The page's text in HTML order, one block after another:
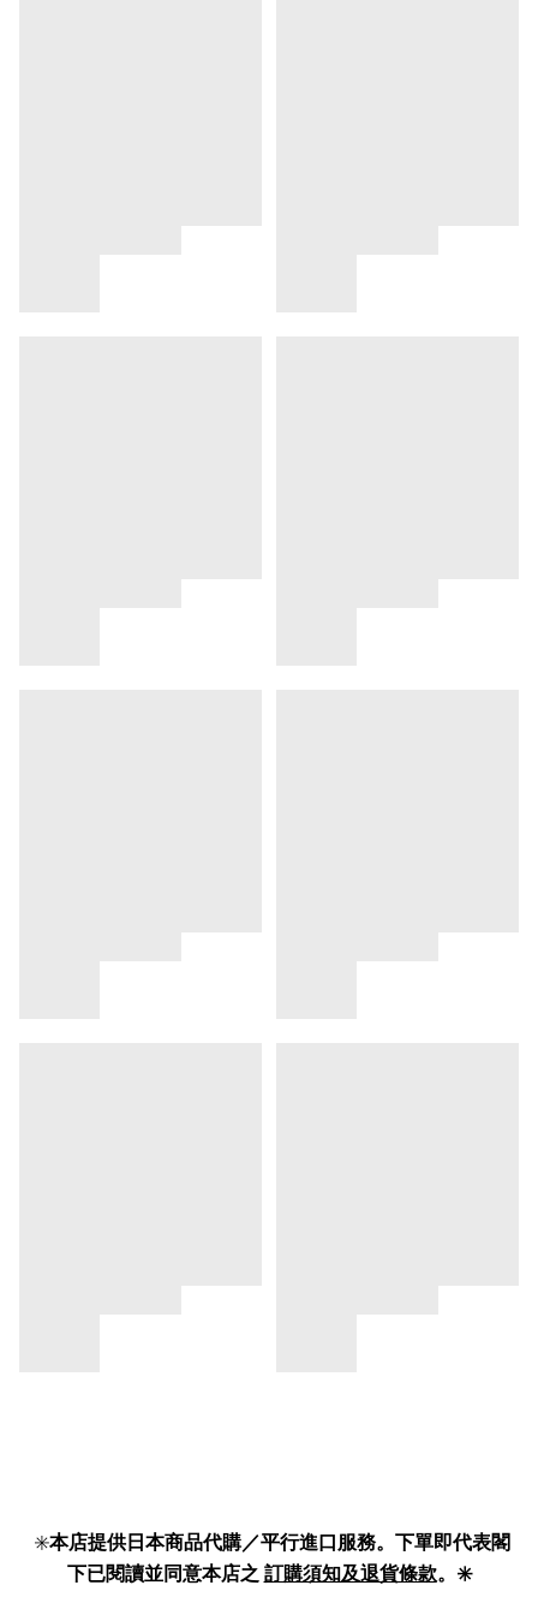
✳️本店提供日本商品代購／平行進口服務。下單即代表閣
下已閱讀並同意本店之 訂購須知及退貨條款。✳️